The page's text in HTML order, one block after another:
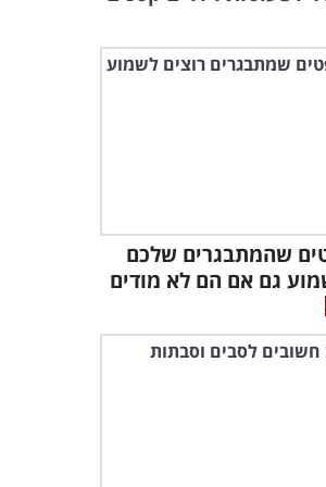
שהמתבגרים שלכם
גם אם הם לא מודים